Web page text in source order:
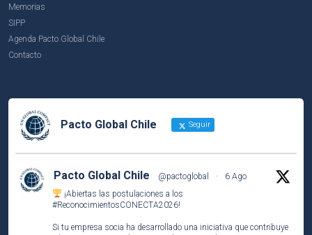
Memorias
SIPP
Agenda Pacto Global Chile
Contacto
Pacto Global Chile Seguir
Pacto Global Chile @pactoglobal ·
6 Ago
¡Abiertas las postulaciones a los
#ReconocimientosCONECTA2026!
Si tu empresa socia ha desarrollado una iniciativa que contribuye